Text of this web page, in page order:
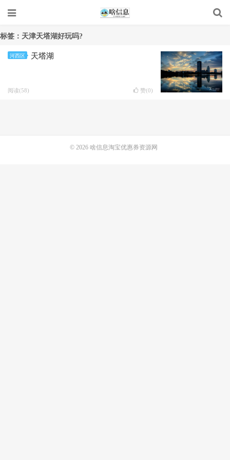
标签：天津天塔湖好玩吗?
河西区 天塔湖
阅读(58) 赞(0)
© 2026 啥信息淘宝优惠券资源网